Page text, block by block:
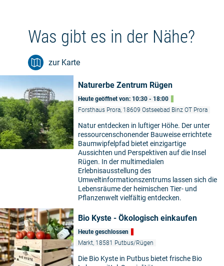
Was gibt es in der Nähe?
zur Karte
Naturerbe Zentrum Rügen
Heute geöffnet von: 10:30 - 18:00
Forsthaus Prora, 18609 Ostseebad Binz OT Prora
Natur entdecken in luftiger Höhe. Der unter
ressourcenschonender Bauweise errichtete
Baumwipfelpfad bietet einzigartige
Aussichten und Perspektiven auf die Insel
Rügen. In der multimedialen
Erlebnisausstellung des
Umweltinformationszentrums lassen sich die
Lebensräume der heimischen Tier- und
Pflanzenwelt vielfältig entdecken.
Bio Kyste - Ökologisch einkaufen
Heute geschlossen
Markt, 18581 Putbus/Rügen
Die Bio Kyste in Putbus bietet frische Bio